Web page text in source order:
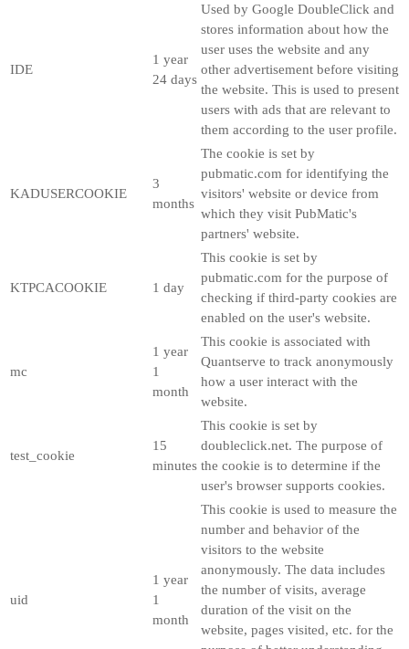
IDE
1 year
24 days
Used by Google DoubleClick and
stores information about how the
user uses the website and any
other advertisement before visiting
the website. This is used to present
users with ads that are relevant to
them according to the user profile.
KADUSERCOOKIE
3
months
The cookie is set by
pubmatic.com for identifying the
visitors' website or device from
which they visit PubMatic's
partners' website.
KTPCACOOKIE 1 day
This cookie is set by
pubmatic.com for the purpose of
checking if third-party cookies are
enabled on the user's website.
mc
1 year
1
month
This cookie is associated with
Quantserve to track anonymously
how a user interact with the
website.
test_cookie
15
minutes
This cookie is set by
doubleclick.net. The purpose of
the cookie is to determine if the
user's browser supports cookies.
uid
1 year
1
month
This cookie is used to measure the
number and behavior of the
visitors to the website
anonymously. The data includes
the number of visits, average
duration of the visit on the
website, pages visited, etc. for the